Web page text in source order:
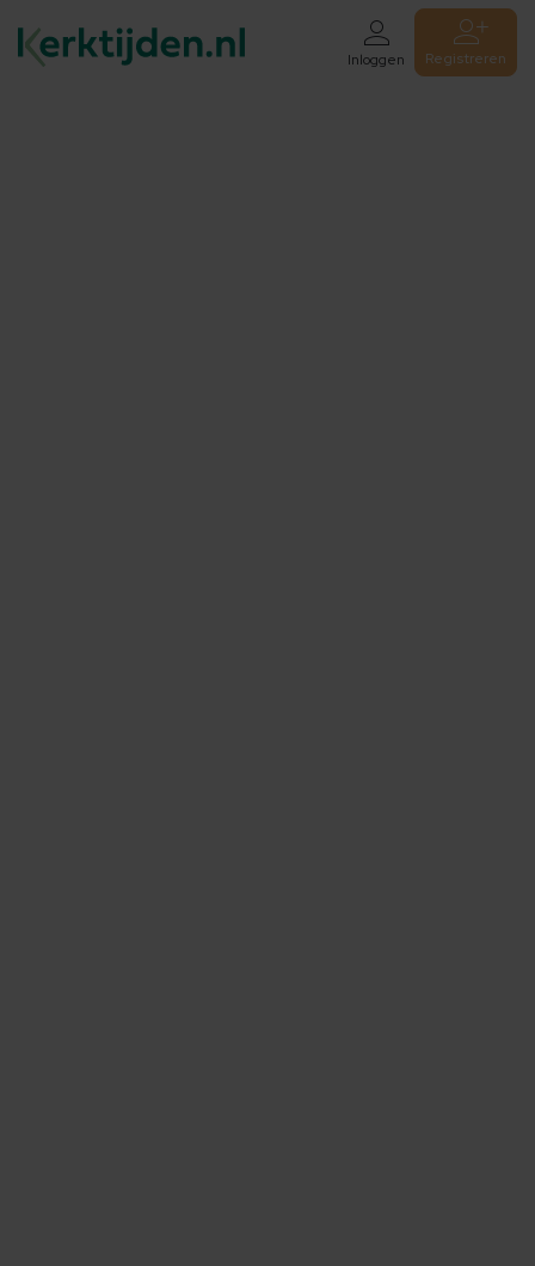
Inloggen Registreren